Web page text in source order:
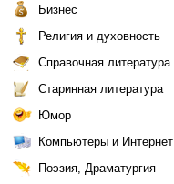
Бизнес
Религия и духовность
Справочная литература
Старинная литература
Юмор
Компьютеры и Интернет
Поэзия, Драматургия